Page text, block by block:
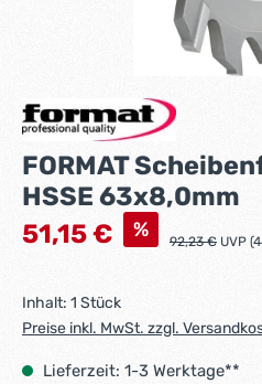
FORMAT
HSSE 63x8,0mm
Verkaufspreis:
51,15 € % Regulärer
92,23 € UVP
Inhalt: 1 Stück
Preise inkl. MwSt. zzgl.
Lieferzeit: 1-3 Werktage**